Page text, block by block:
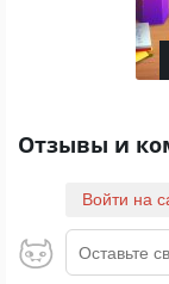
Отзывы и
Войти на
Оставьте